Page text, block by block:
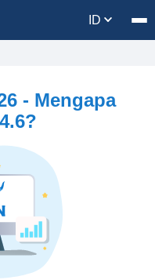
ID
- Mengapa